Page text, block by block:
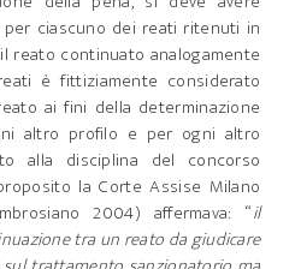
ciascuno dei reati ritenuti in
reato continuato analogamente
è fittiziamente considerato
ai fini della determinazione
altro profilo e per ogni altro
alla disciplina del concorso
la Corte Assise Milano
2004) affermava: “il
tra un reato da giudicare